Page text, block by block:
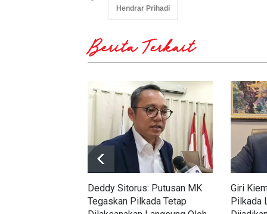
Hendrar Prihadi
Berita Terkait
Deddy Sitorus: Putusan MK
Tegaskan Pilkada Tetap
Giri
Pilkada